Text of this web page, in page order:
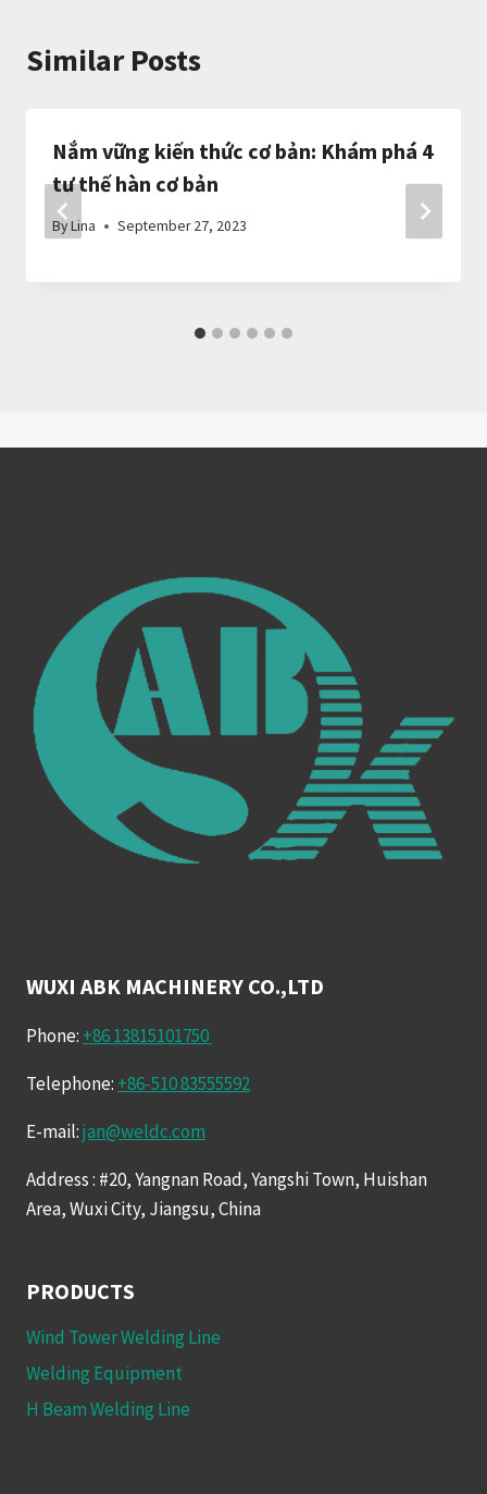
Similar Posts
Nắm vững kiến thức cơ bản: Khám phá 4
tư thế hàn cơ bản
ByLina September 27, 2023
WUXI ABK MACHINERY CO.,LTD
Phone: +86 13815101750
Telephone: +86-510 83555592
E-mail:jan@weldc.com
Address : #20, Yangnan Road, Yangshi Town, Huishan
Area, Wuxi City, Jiangsu, China
PRODUCTS
Wind Tower Welding Line
Welding Equipment
H Beam Welding Line